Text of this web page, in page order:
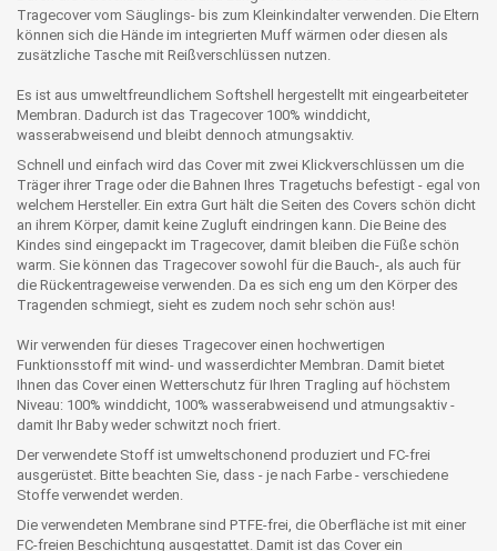
Tragecover vom Säuglings- bis zum Kleinkindalter verwenden. Die Eltern
können sich die Hände im integrierten Muff wärmen oder diesen als
zusätzliche Tasche mit Reißverschlüssen nutzen.
Es ist aus umweltfreundlichem Softshell hergestellt mit eingearbeiteter
Membran. Dadurch ist das Tragecover 100% winddicht,
wasserabweisend und bleibt dennoch atmungsaktiv.
Schnell und einfach wird das Cover mit zwei Klickverschlüssen um die
Träger ihrer Trage oder die Bahnen Ihres Tragetuchs befestigt - egal von
welchem Hersteller. Ein extra Gurt hält die Seiten des Covers schön dicht
an ihrem Körper, damit keine Zugluft eindringen kann. Die Beine des
Kindes sind eingepackt im Tragecover, damit bleiben die Füße schön
warm. Sie können das Tragecover sowohl für die Bauch-, als auch für
die Rückentrageweise verwenden. Da es sich eng um den Körper des
Tragenden schmiegt, sieht es zudem noch sehr schön aus!
Wir verwenden für dieses Tragecover einen hochwertigen
Funktionsstoff mit wind- und wasserdichter Membran. Damit bietet
Ihnen das Cover einen Wetterschutz für Ihren Tragling auf höchstem
Niveau: 100% winddicht, 100% wasserabweisend und atmungsaktiv -
damit Ihr Baby weder schwitzt noch friert.
Der verwendete Stoff ist umweltschonend produziert und FC-frei
ausgerüstet. Bitte beachten Sie, dass - je nach Farbe - verschiedene
Stoffe verwendet werden.
Die verwendeten Membrane sind PTFE-frei, die Oberfläche ist mit einer
FC-freien Beschichtung ausgestattet. Damit ist das Cover ein